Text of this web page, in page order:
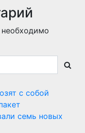
с собой
семь новых